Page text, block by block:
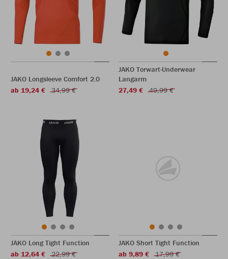
JAKO Longsleeve Comfort 2.0
ab 19,24 €
34,99 €
JAKO Torwart-Underwear
Langarm
27,49 €
49,99 €
JAKO Long Tight Function
ab 12,64 €
22,99 €
JAKO Short Tight Function
ab 9,89 €
17,99 €